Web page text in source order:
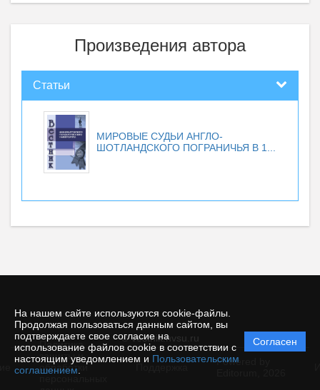
На нашем сайте используются cookie-файлы.
Продолжая пользоваться данным сайтом, вы
подтверждаете свое согласие на
использование файлов cookie в соответствии с
настоящим уведомлением и Пользовательским
соглашением
Согласен
Произведения автора
Статьи
МИРОВЫЕ СУДЬИ АНГЛО-
ШОТЛАНДСКОГО ПОГРАНИЧЬЯ В 1...
© vestnik.nvsu.ru
Политика
защиты и
обработки
Powered by